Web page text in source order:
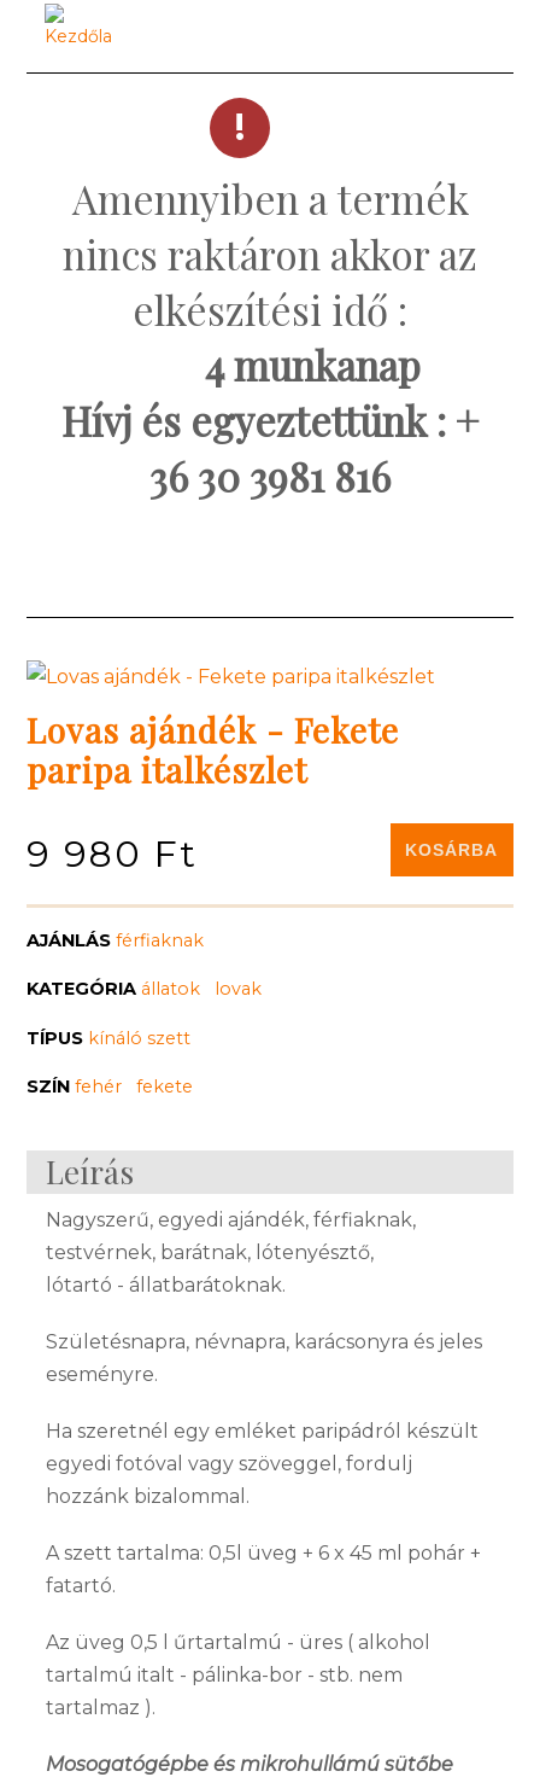
Amennyiben a termék
nincs raktáron akkor az
elkészítési idő :
4 munkanap
Hívj és egyeztettünk : +
36 30 3981 816
Lovas ajándék - Fekete
paripa italkészlet
Ár
9 980 Ft
AJÁNLÁS férfiaknak
KATEGÓRIA állatok lovak
TÍPUS kínáló szett
SZÍN fehér fekete
Leírás
Nagyszerű, egyedi ajándék, férfiaknak,
testvérnek, barátnak, lótenyésztő,
lótartó - állatbarátoknak.
Születésnapra, névnapra, karácsonyra és jeles
eseményre.
Ha szeretnél egy emléket paripádról készült
egyedi fotóval vagy szöveggel, fordulj
hozzánk bizalommal.
A szett tartalma: 0,5l üveg + 6 x 45 ml pohár +
fatartó.
Az üveg 0,5 l űrtartalmú - üres ( alkohol
tartalmú italt - pálinka-bor - stb. nem
tartalmaz ).
Mosogatógépbe és mikrohullámú sütőbe